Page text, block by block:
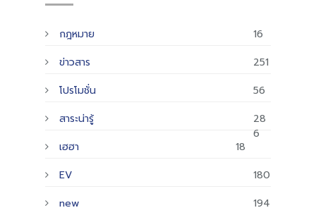
กฎหมาย
16
ข่าวสาร
251
โปรโมชั่น
56
สาระน่ารู้
28
6
เฮฮา
18
EV
180
new
194